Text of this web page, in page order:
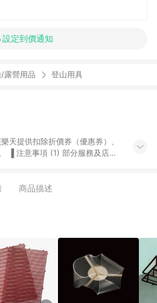
設定到價通知
露營用品 登山用具
盛、樂天KOBO電子書，請詳閱
24小時內結帳，才享有 LINE
則不符合贈點資格。 (4) 如
回饋網、Google等其他網頁、或
換為App都將會造成追蹤中斷而
性
，如顯示之商品規格、顏色、價
商品描述